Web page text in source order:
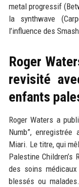
metal progressif
la synthwave
l’influence des
Roger
revisité
enfants
Roger Waters a
Numb”,
Miari. Le titre, qui
Palestine Children’s
des soins
blessés ou